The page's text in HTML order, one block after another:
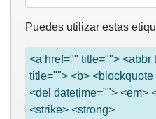
Puedes utilizar estas
<a href="" title=""> <abbr
title=""> <b>
<del datetime=""> <em>
<strike> <strong>